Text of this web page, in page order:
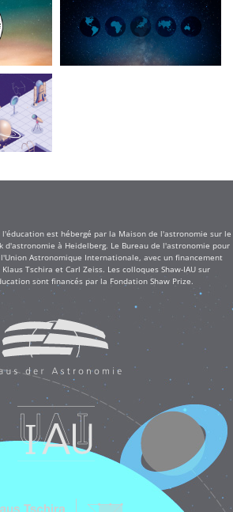
est hébergé par la Maison de l'astronomie sur le
d'astronomie à Heidelberg. Le Bureau de l'astronomie pour
Astronomique Internationale, avec un financement
Tschira et Carl Zeiss. Les colloques Shaw-IAU sur
sont financés par la Fondation Shaw Prize.